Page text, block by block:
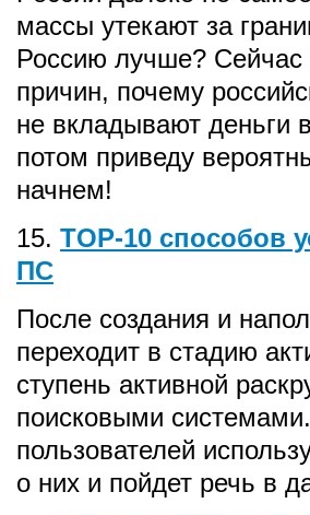
массы утекают за
Россию лучше?
причин, почему
не вкладывают деньги
потом приведу
начнем!
15. TOP-10 способов
ПС
После создания и
переходит в стадию
ступень активной
поисковыми
пользователей
о них и пойдет речь в